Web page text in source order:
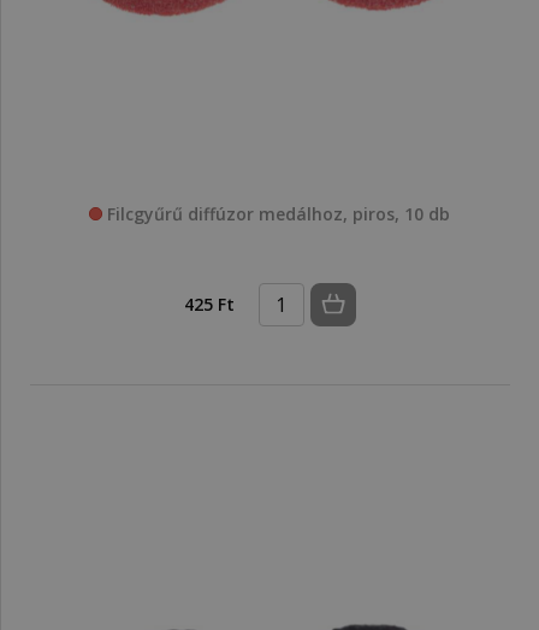
Filcgyűrű diffúzor medálhoz, piros, 10 db
425 Ft